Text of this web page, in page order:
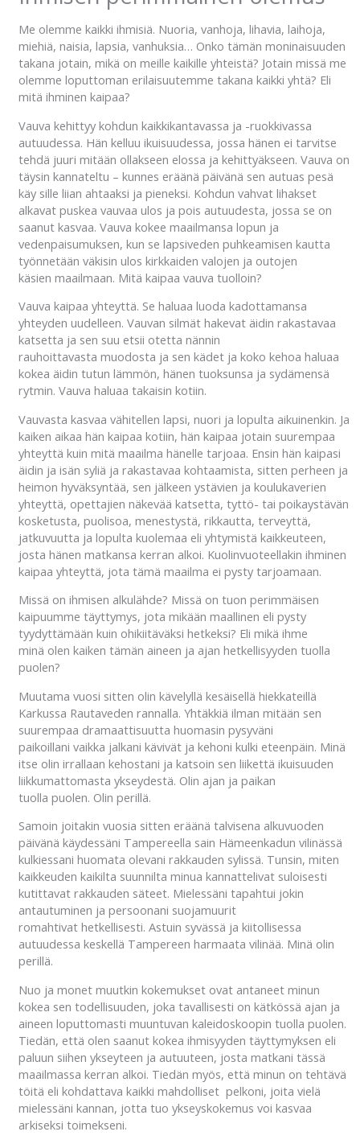
Me olemme kaikki ihmisiä. Nuoria, vanhoja, lihavia, laihoja,
miehiä, naisia, lapsia, vanhuksia… Onko tämän moninaisuuden
takana jotain, mikä on meille kaikille yhteistä? Jotain missä me
olemme loputtoman erilaisuutemme takana kaikki yhtä? Eli
mitä ihminen kaipaa?
Vauva kehittyy kohdun kaikkikantavassa ja -ruokkivassa
autuudessa. Hän kelluu ikuisuudessa, jossa hänen ei tarvitse
tehdä juuri mitään ollakseen elossa ja kehittyäkseen. Vauva on
täysin kannateltu – kunnes eräänä päivänä sen autuas pesä
käy sille liian ahtaaksi ja pieneksi. Kohdun vahvat lihakset
alkavat puskea vauvaa ulos ja pois autuudesta, jossa se on
saanut kasvaa. Vauva kokee maailmansa lopun ja
vedenpaisumuksen, kun se lapsiveden puhkeamisen kautta
työnnetään väkisin ulos kirkkaiden valojen ja outojen
käsien maailmaan. Mitä kaipaa vauva tuolloin?
Vauva kaipaa yhteyttä. Se haluaa luoda kadottamansa
yhteyden uudelleen. Vauvan silmät hakevat äidin rakastavaa
katsetta ja sen suu etsii otetta nännin
rauhoittavasta muodosta ja sen kädet ja koko kehoa haluaa
kokea äidin tutun lämmön, hänen tuoksunsa ja sydämensä
rytmin. Vauva haluaa takaisin kotiin.
Vauvasta kasvaa vähitellen lapsi, nuori ja lopulta aikuinenkin. Ja
kaiken aikaa hän kaipaa kotiin, hän kaipaa jotain suurempaa
yhteyttä kuin mitä maailma hänelle tarjoaa. Ensin hän kaipasi
äidin ja isän syliä ja rakastavaa kohtaamista, sitten perheen ja
heimon hyväksyntää, sen jälkeen ystävien ja koulukaverien
yhteyttä, opettajien näkevää katsetta, tyttö- tai poikaystävän
kosketusta, puolisoa, menestystä, rikkautta, terveyttä,
jatkuvuutta ja lopulta kuolemaa eli yhtymistä kaikkeuteen,
josta hänen matkansa kerran alkoi. Kuolinvuoteellakin ihminen
kaipaa yhteyttä, jota tämä maailma ei pysty tarjoamaan.
Missä on ihmisen alkulähde? Missä on tuon perimmäisen
kaipuumme täyttymys, jota mikään maallinen eli pysty
tyydyttämään kuin ohikiitäväksi hetkeksi? Eli mikä ihme
minä olen kaiken tämän aineen ja ajan hetkellisyyden tuolla
puolen?
Muutama vuosi sitten olin kävelyllä kesäisellä hiekkateillä
Karkussa Rautaveden rannalla. Yhtäkkiä ilman mitään sen
suurempaa dramaattisuutta huomasin pysyväni
paikoillani vaikka jalkani kävivät ja kehoni kulki eteenpäin. Minä
itse olin irrallaan kehostani ja katsoin sen liikettä ikuisuuden
liikkumattomasta ykseydestä. Olin ajan ja paikan
tuolla puolen. Olin perillä.
Samoin joitakin vuosia sitten eräänä talvisena alkuvuoden
päivänä käydessäni Tampereella sain Hämeenkadun vilinässä
kulkiessani huomata olevani rakkauden sylissä. Tunsin, miten
kaikkeuden kaikilta suunnilta minua kannattelivat suloisesti
kutittavat rakkauden säteet. Mielessäni tapahtui jokin
antautuminen ja persoonani suojamuurit
romahtivat hetkellisesti. Astuin syvässä ja kiitollisessa
autuudessa keskellä Tampereen harmaata vilinää. Minä olin
perillä.
Nuo ja monet muutkin kokemukset ovat antaneet minun
kokea sen todellisuuden, joka tavallisesti on kätkössä ajan ja
aineen loputtomasti muuntuvan kaleidoskoopin tuolla puolen.
Tiedän, että olen saanut kokea ihmisyyden täyttymyksen eli
paluun siihen ykseyteen ja autuuteen, josta matkani tässä
maailmassa kerran alkoi. Tiedän myös, että minun on tehtävä
töitä eli kohdattava kaikki mahdolliset pelkoni, joita vielä
mielessäni kannan, jotta tuo ykseyskokemus voi kasvaa
arkiseksi toimekseni.